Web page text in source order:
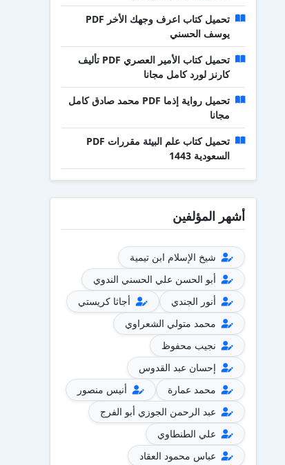
تحميل كتاب اعرف وجهك الأخر PDF
يوسف الحسني
تحميل كتاب الأمير العصري PDF تأليف
كارنز لورد كامل مجانا
تحميل رواية إذما PDF محمد صادق كامل
مجانا
تحميل كتاب علم البيئة مقررات PDF
السعودية 1443
أشهر المؤلفين
شيخ الإسلام ابن تيمية
أبو الحسن علي الحسني الندوي
أنور الجندي
أجاثا كريستي
محمد متولي الشعراوي
نجيب محفوظ
إحسان عبد القدوس
محمد عمارة
أنيس منصور
عبد الرحمن الجوزي أبو الفرج
علي الطنطاوي
عباس محمود العقاد